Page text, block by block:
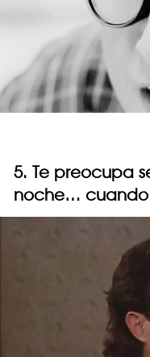
5. Te preocupa
noche… cuando